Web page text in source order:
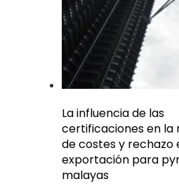
La influencia de las
certificaciones en la
de costes y rechazo
exportación para
malayas